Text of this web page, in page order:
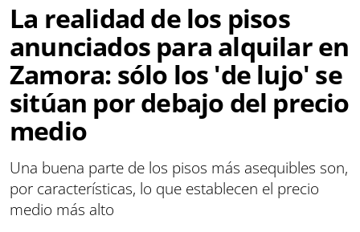
La realidad de los pisos
anunciados para alquilar en
Zamora: sólo los 'de lujo' se
sitúan por debajo del precio
medio
Una buena parte de los pisos más asequibles son,
por características, lo que establecen el precio
medio más alto